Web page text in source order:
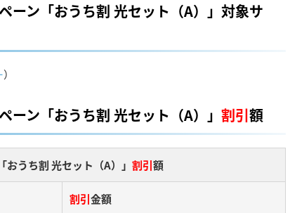
ーン「おうち割 光セット（A）」対象サ
）
ーン「おうち割 光セット（A）」 割引額
おうち割 光セット（A）」 割引額
割引金額